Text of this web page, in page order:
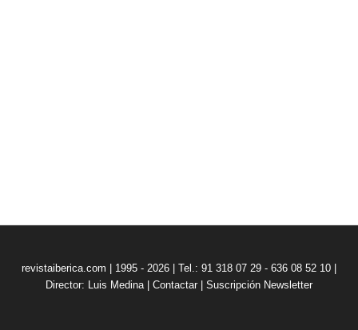
revistaiberica.com | 1995 - 2026 | Tel.: 91 318 07 29 - 636 08 52 10 |
Director: Luis Medina | Contactar | Suscripción Newsletter